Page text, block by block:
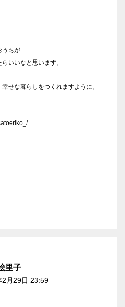
うちが
いいなと思います。
せな暮らしをつくれますように。
里子
2月29日 23:59